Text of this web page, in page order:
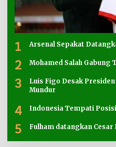
1 Arsenal Sepakat
2 Mohamed Salah Gabung
3
Luis Figo Desak
Mundur
4 Indonesia Tempati
5 Fulham datangkan